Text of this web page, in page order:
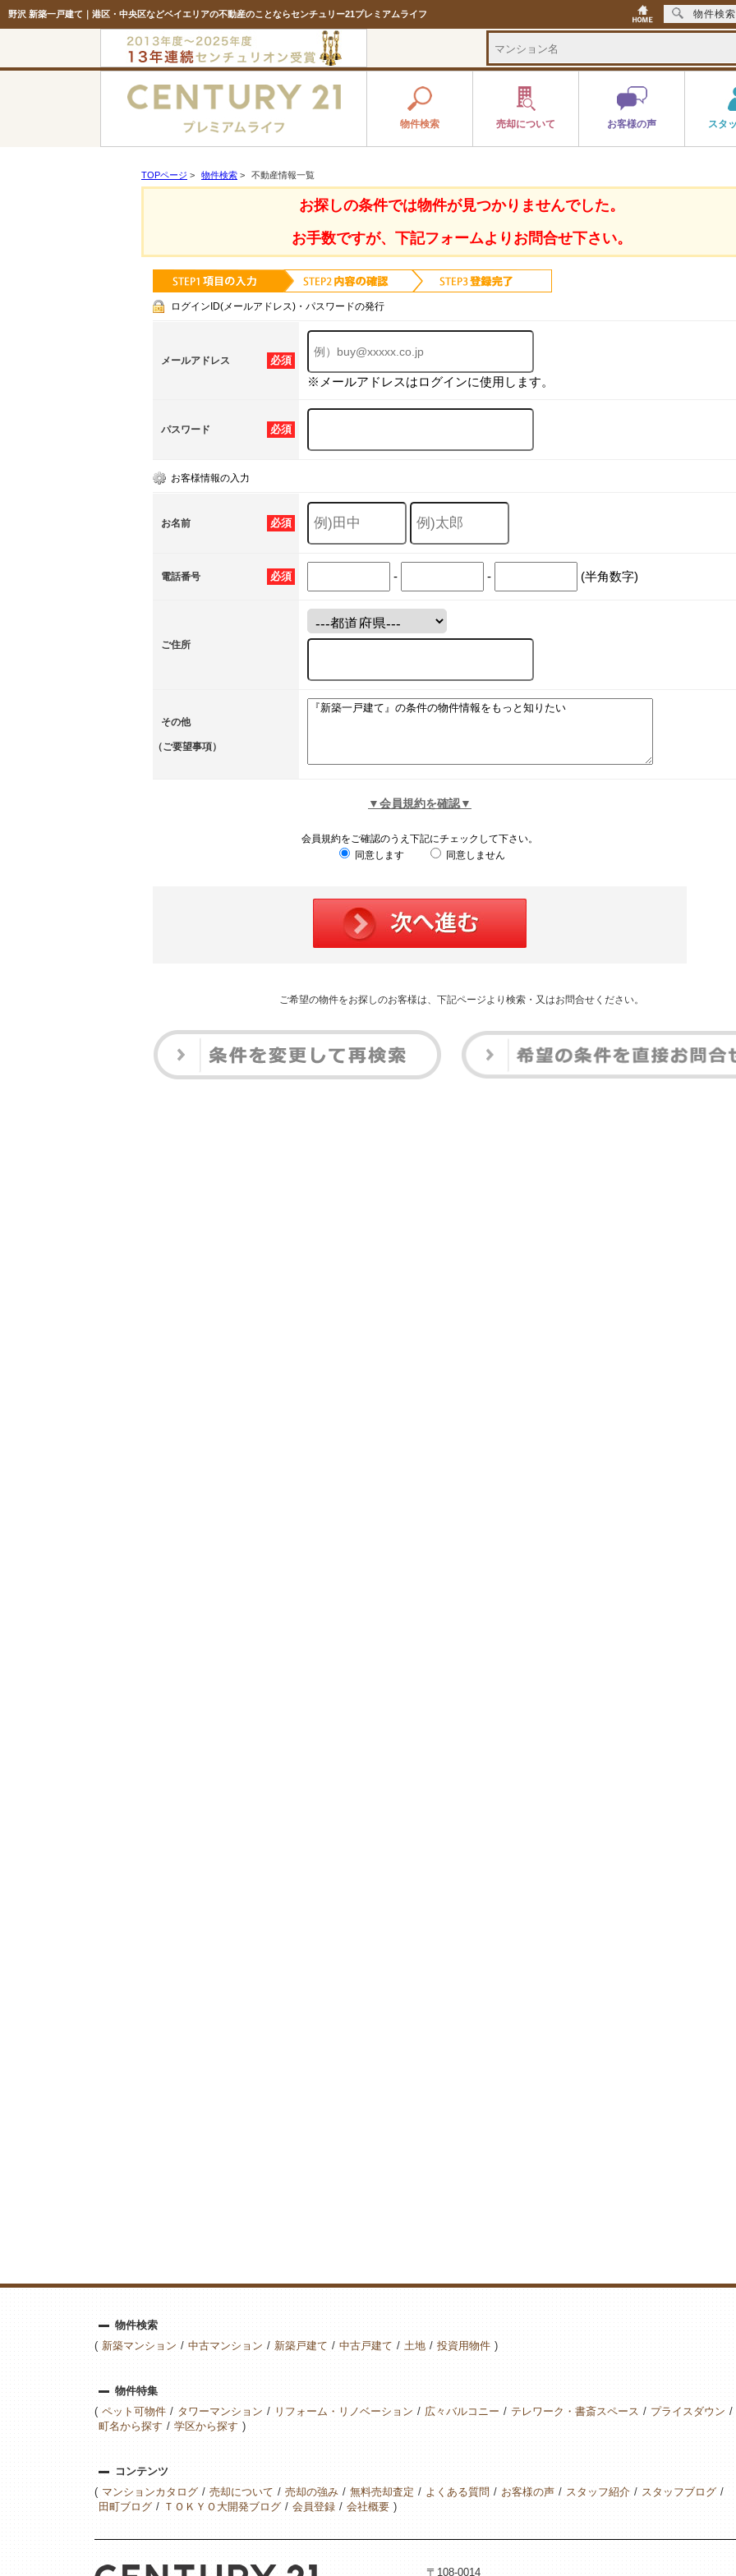
野沢 新築一戸建て｜港区・中央区などベイエリアの不動産のことならセンチュリー21プレミアムライフ
物件検索 売却について お客様の声 スタ
TOPページ > 物件検索 > 不動産情報一覧
お探しの条件では物件が見つかりませんでした。
お手数ですが、下記フォームよりお問合せ下さい。
ログインID(メールアドレス)・パスワードの発行
必須
メールアドレス
※メールアドレスはログインに使用します。
必須
パスワード
お客様情報の入力
必須
お名前
必須
電話番号 - - (半角数字)
ご住所
その他
（ご要望事項）
▼会員規約を確認▼
会員規約をご確認のうえ下記にチェックして下さい。
同意します
同意しません
ご希望の物件をお探しのお客様は、下記ページより検索・又はお問合せください。
物件検索
新築マンション
中古マンション 新築戸建て 中古戸建て 土地 投資用物件
物件特集
ペット可物件
タワーマンション リフォーム・リノベーション 広々バルコニー テレワーク・書斎スペース
プライスダウン
町名から探す
学区から探す
コンテンツ
マンションカタログ
売却について 売却の強み 無料売却査定 よくある質問 お客様の声 スタッフ紹介
スタッフブログ
田町ブログ
ＴＯＫＹＯ大開発ブログ 会員登録 会社概要
〒108-0014
物件検索